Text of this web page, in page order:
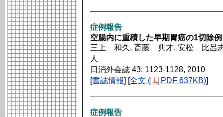
症例報告
空腸内に重積した早期胃癌の1切除例
三上 和久, 斎藤 典才, 安松 比
人
日消外会誌 43: 1123-1128, 2010
[書誌情報] [全文 ( PDF 637KB)]
症例報告